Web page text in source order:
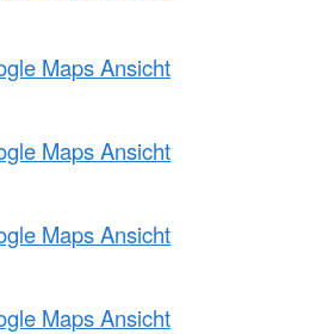
Maps Ansicht
Maps Ansicht
Maps Ansicht
Maps Ansicht